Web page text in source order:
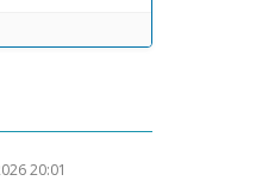
20:01